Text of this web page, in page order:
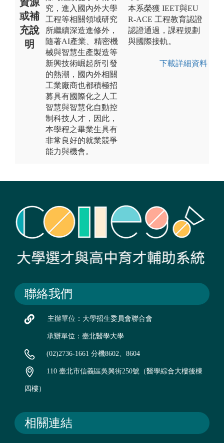
或補
充說
明
究，進入國內外大學
工程等相關領域研究
所繼續深造進修外，
隨著AI產業、精密機
械與智慧生產製造等
新興技術崛起所引發
的熱潮，國內外相關
工業廠商也都積極招
募具有國際化之人工
智慧與智慧化自動控
制科技人才，因此，
本學程之畢業生具有
非常良好的就業競爭
能力與機會。
本系榮獲 IEET與EU
R‑ACE 工程教育認證
認證通過，課程規劃
與國際接軌。
下載詳細資料
聯絡我們
主辦單位：大學招生委員會聯合會
承辦單位：臺北醫學大學
(02)2736-1661 分機8602、8604
110 臺北市信義區吳興街250號（醫學綜合大樓後棟
四樓）
相關連結